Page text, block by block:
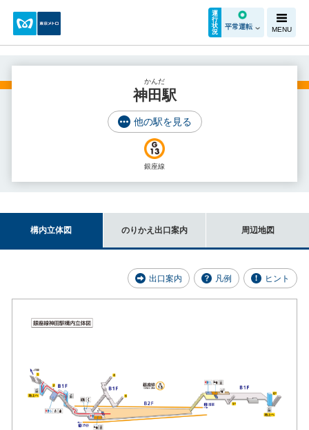
運
行
状
況
平常運転 MENU
かんだ
神田駅
他の駅を見る
銀座線
構内立体図 のりかえ出口案内 周辺地図
出口案内 凡例 ヒント